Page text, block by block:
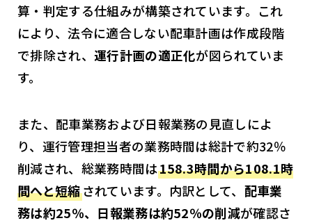
算・判定する仕組みが構築されています。これ
により、法令に適合しない配車計画は作成段階
で排除され、 運行計画の適正化が図られていま
す。
また、配車業務および日報業務の見直しによ
り、運行管理担当者の業務時間は総計で約32％
削減され、総業務時間は158.3時間から108.1時
間へと短縮されています。内訳として、 配車業
務は約25％、日報業務は約52％の削減が確認さ